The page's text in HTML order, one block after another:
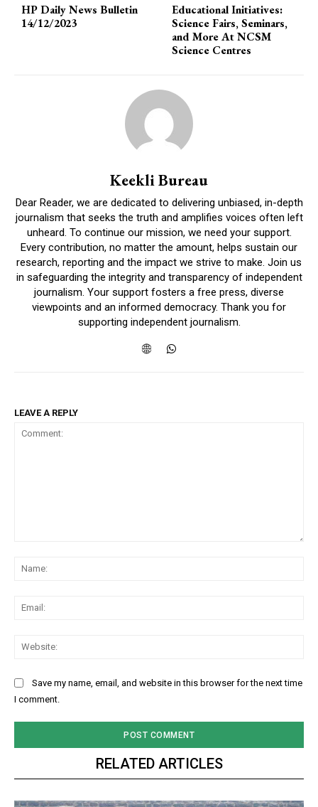
HP Daily News Bulletin
14/12/2023
Educational Initiatives:
Science Fairs, Seminars,
and More At NCSM
Science Centres
Keekli Bureau
Dear Reader, we are dedicated to delivering unbiased, in-depth
journalism that seeks the truth and amplifies voices often left
unheard. To continue our mission, we need your support.
Every contribution, no matter the amount, helps sustain our
research, reporting and the impact we strive to make. Join us
in safeguarding the integrity and transparency of independent
journalism. Your support fosters a free press, diverse
viewpoints and an informed democracy. Thank you for
supporting independent journalism.
LEAVE A REPLY
Save my name, email, and website in this browser for the next time
I comment.
RELATED ARTICLES